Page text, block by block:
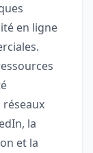
en ligne
la
et la